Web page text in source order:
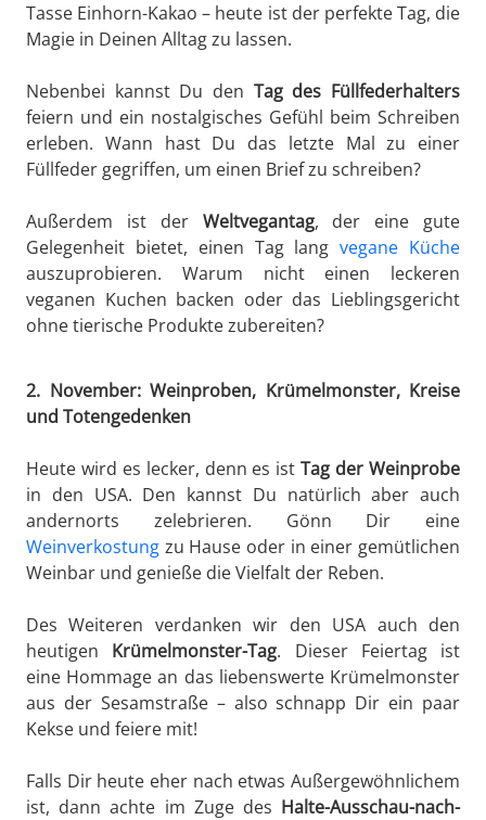
Tasse Einhorn-Kakao – heute ist der perfekte Tag, die
Magie in Deinen Alltag zu lassen.
Nebenbei kannst Du den Tag des Füllfederhalters
feiern und ein nostalgisches Gefühl beim Schreiben
erleben. Wann hast Du das letzte Mal zu einer
Füllfeder gegriffen, um einen Brief zu schreiben?
Außerdem ist der Weltvegantag, der eine gute
Gelegenheit bietet, einen Tag langvegane Küche
auszuprobieren. Warum nicht einen leckeren
veganen Kuchen backen oder das Lieblingsgericht
ohne tierische Produkte zubereiten?
2. November: Weinproben, Krümelmonster, Kreise
und Totengedenken
Heute wird es lecker, denn es istTag der Weinprobe
in den USA. Den kannst Du natürlich aber auch
andernorts zelebrieren. Gönn Dir eine
Weinverkostung zu Hause oder in einer gemütlichen
Weinbar und genieße die Vielfalt der Reben.
Des Weiteren verdanken wir den USA auch den
heutigen Krümelmonster-Tag. Dieser Feiertag ist
eine Hommage an das liebenswerte Krümelmonster
aus der Sesamstraße – also schnapp Dir ein paar
Kekse und feiere mit!
Falls Dir heute eher nach etwas Außergewöhnlichem
ist, dann achte im Zuge des Halte-Ausschau-nach-